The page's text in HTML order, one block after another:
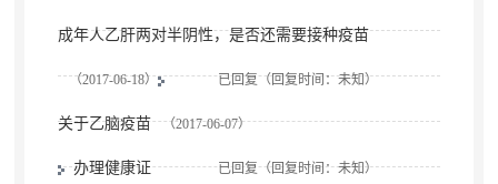
成年人乙肝两对半阴性，是否还需要接种疫苗
（2017-06-18） 已回复（回复时间：未知）
关于乙脑疫苗 （2017-06-07）
已回复（回复时间：未知）
办理健康证